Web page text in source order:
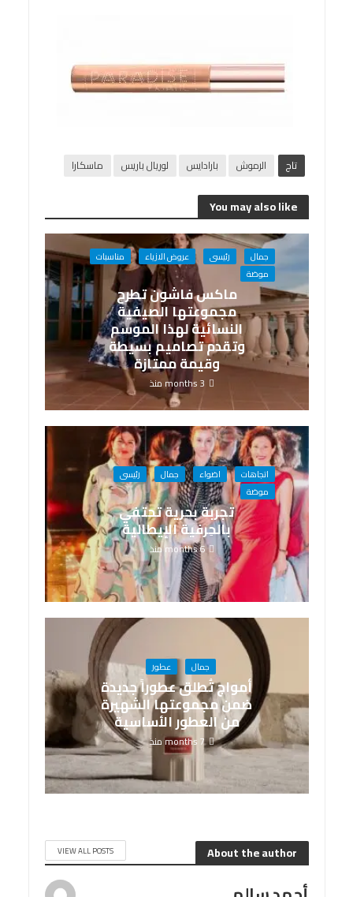
تاج الرموش بارادايس لوريال باريس ماسكارا
You may also like
جمال رئيسى عروض الازياء
مناسبات
موضة
ماكس فاشون تطرح
مجموعتها الصيفية
النسائية لهذا الموسم
وتقدم تصاميم بسيطة
وقيمة ممتازة
3 months منذ
اتجاهات اضواء جمال
رئيسى
موضة
تجربة بحرية تحتفي
بالحِرفية الإيطالية
6 months منذ
جمال عطور
أمواج تُطلق عطوراً جديدة
ضمن مجموعتها الشهيرة
من العطور الأساسية
7 months منذ
About the author
VIEW ALL POSTS